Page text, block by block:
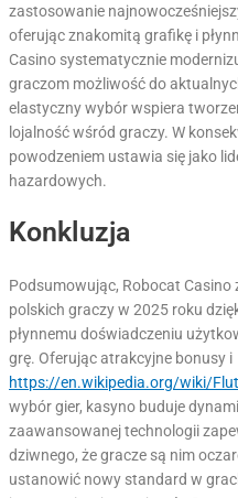
zastosowanie
oferując znakomitą grafikę i
Casino systematycznie
graczom możliwość do
elastyczny wybór wspiera
lojalność wśród graczy. W
powodzeniem ustawia się jako
hazardowych.
Konkluzja
Podsumowując, Robocat Casino
polskich graczy w 2025 roku
płynnemu doświadczeniu
grę. Oferując atrakcyjne bonusy i
https://en.wikipedia.org/wiki/
wybór gier, kasyno buduje
zaawansowanej technologii
dziwnego, że gracze są nim
ustanowić nowy standard w